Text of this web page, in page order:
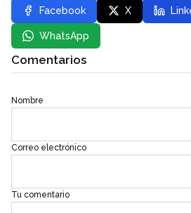
Facebook X
WhatsApp
Comentarios
Nombre
Correo electrónico
Tu comentario